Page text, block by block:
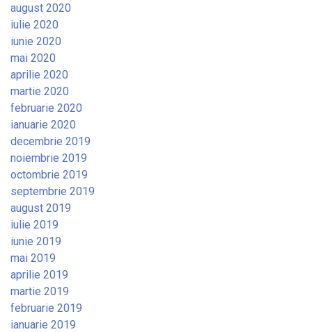
august 2020
iulie 2020
iunie 2020
mai 2020
aprilie 2020
martie 2020
februarie 2020
ianuarie 2020
decembrie 2019
noiembrie 2019
octombrie 2019
septembrie 2019
august 2019
iulie 2019
iunie 2019
mai 2019
aprilie 2019
martie 2019
februarie 2019
ianuarie 2019